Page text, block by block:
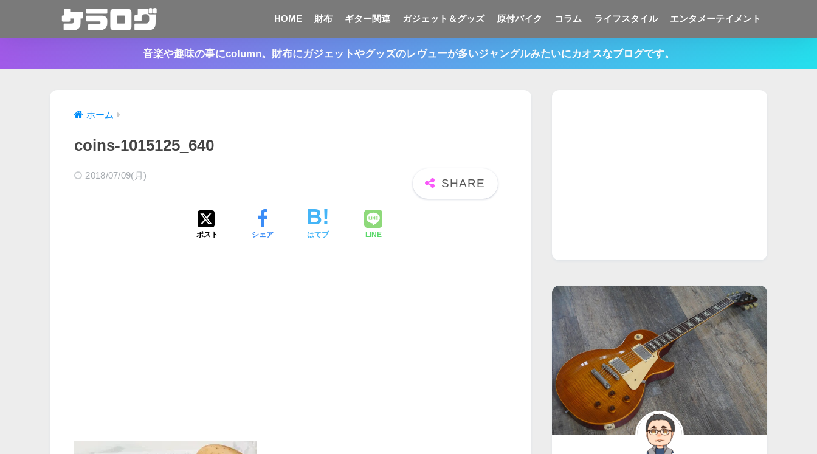
HOME 財布 ギター関連 ガジェット＆グッズ 原付バイク コラム ライフスタイル エンタメーテイメント
音楽や趣味の事にcolumn。財布にガジェットやグッズのレヴューが多いジャングルみたいにカオスなブログです。
ホーム
coins-1015125_640
2018/07/09(月)
ポスト シェア はてブ LINE